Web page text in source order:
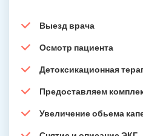
Выезд врача
Осмотр пациента
Детоксикационная
Предоставляем
Увеличение обьема